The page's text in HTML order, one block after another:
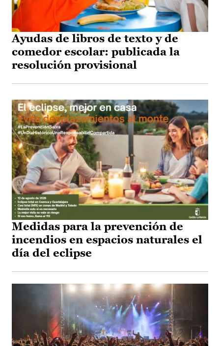
Ayudas de libros de texto y de
comedor escolar: publicada la
resolución provisional
Medidas para la prevención de
incendios en espacios naturales el
día del eclipse